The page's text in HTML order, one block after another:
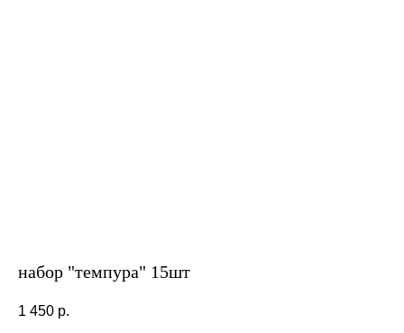
набор "темпура" 15шт
1 450 р.